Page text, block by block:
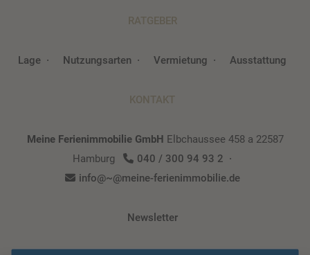
RATGEBER
Lage Nutzungsarten Vermietung Ausstattung
KONTAKT
Meine Ferienimmobilie GmbH Elbchaussee 458 a 22587
Hamburg
040 / 300 94 93 2
info@~@meine-ferienimmobilie.de
Newsletter